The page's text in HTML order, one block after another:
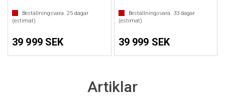
Beställningsvara. 25 dagar
(estimat)
39 999 SEK
Beställningsvara. 33dagar
(estimat)
39 999 SEK
Artiklar